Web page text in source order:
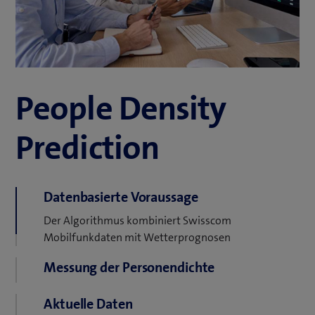
People Density
Prediction
Datenbasierte Voraussage
Der Algorithmus kombiniert Swisscom
Mobilfunkdaten mit Wetterprognosen
Messung der Personendichte
Gebieten. (Auflösung 100x100m)
Aktuelle Daten